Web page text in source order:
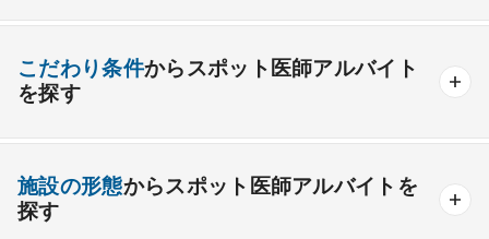
腎臓内科 老人内科 リウマチ内科 総合診療科
外科系
一般外科 呼吸器外科 心臓血管外科
こだわり条件からスポット医師アルバイト
を探す
駅チカ・通勤便利
施設の形態からスポット医師アルバイトを
探す